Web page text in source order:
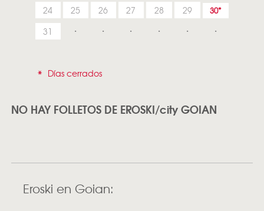
24 25 26 27 28 29 30
31
* Días cerrados
NO HAY FOLLETOS DE EROSKI/city GOIAN
Eroski en Goian: